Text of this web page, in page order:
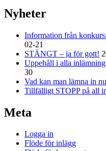
Primära
Widget
område
Nyheter
Information från
02-21
STÄNGT – ja för gott!
Uppehåll i alla
30
Vad kan man lämna in
Tillfälligt STOPP på all
Meta
Logga in
Flöde för inlägg